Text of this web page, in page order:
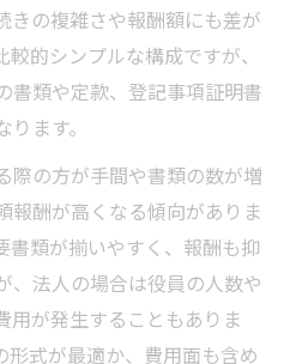
きの複雑さや報酬額にも差が
的シンプルな構成ですが、
書類や定款、登記事項証明書
ます。
際の方が手間や書類の数が増
報酬が高くなる傾向がありま
書類が揃いやすく、報酬も抑
、法人の場合は役員の人数や
用が発生することもありま
形式が最適か、費用面も含め